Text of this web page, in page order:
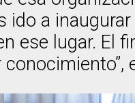
ido a
ese lugar. El